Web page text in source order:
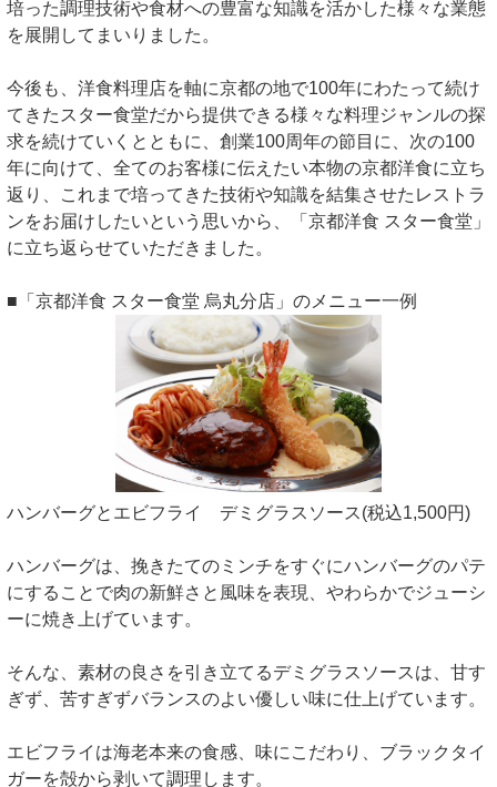
培った調理技術や食材への豊富な知識を活かした様々な業態
を展開してまいりました。
今後も、洋食料理店を軸に京都の地で100年にわたって続け
てきたスター食堂だから提供できる様々な料理ジャンルの探
求を続けていくとともに、創業100周年の節目に、次の100
年に向けて、全てのお客様に伝えたい本物の京都洋食に立ち
返り、これまで培ってきた技術や知識を結集させたレストラ
ンをお届けしたいという思いから、「京都洋食 スター食堂」
に立ち返らせていただきました。
■「京都洋食 スター食堂 烏丸分店」のメニュー一例
ハンバーグとエビフライ デミグラスソース(税込1,500円)
ハンバーグは、挽きたてのミンチをすぐにハンバーグのパテ
にすることで肉の新鮮さと風味を表現、やわらかでジューシ
ーに焼き上げています。
そんな、素材の良さを引き立てるデミグラスソースは、甘す
ぎず、苦すぎずバランスのよい優しい味に仕上げています。
エビフライは海老本来の食感、味にこだわり、ブラックタイ
ガーを殻から剥いて調理します。